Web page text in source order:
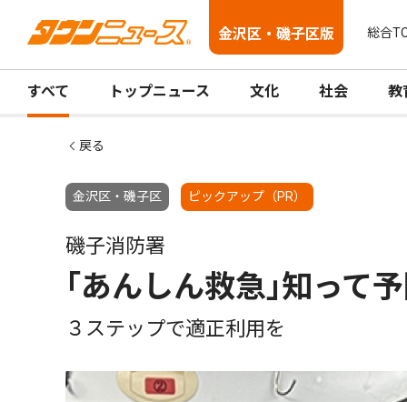
金沢区・磯子区版 総合
すべて トップニュース 文化 社会 教
戻る
金沢区・磯子区 ピックアップ（PR）
磯子消防署
｢あんしん救急｣知って
３ステップで適正利用を